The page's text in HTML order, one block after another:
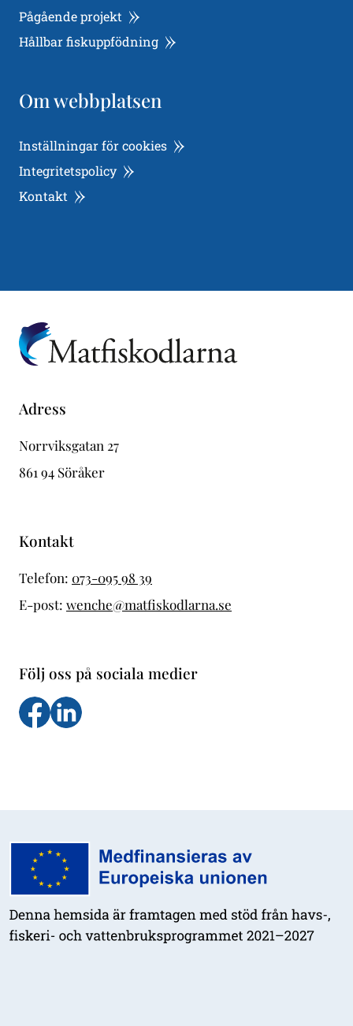
Pågående projekt
Hållbar fiskuppfödning
Om webbplatsen
Inställningar för cookies
Integritetspolicy
Kontakt
Adress
Norrviksgatan 27
861 94 Söråker
Kontakt
Telefon: 073-095 98 39
E-post: wenche@matfiskodlarna.se
Följ oss på sociala medier
Följ oss på facebook
Följs oss på LinkedIn